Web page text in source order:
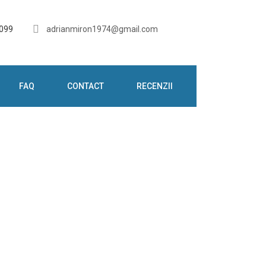
adrianmiron1974@gmail.com
FAQ CONTACT RECENZII